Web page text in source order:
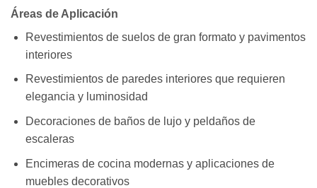
Áreas de Aplicación
Revestimientos de suelos de gran formato y pavimentos
interiores
Revestimientos de paredes interiores que requieren
elegancia y luminosidad
Decoraciones de baños de lujo y peldaños de
escaleras
Encimeras de cocina modernas y aplicaciones de
muebles decorativos